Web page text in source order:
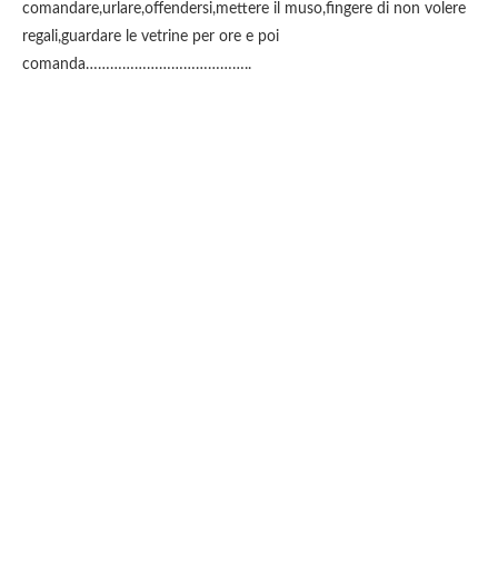
comandare,urlare,offendersi,mettere il muso,fingere di non volere
regali,guardare le vetrine per ore e poi
comanda…………………………………..